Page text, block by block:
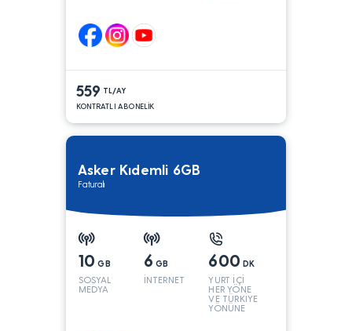
559 TL/AY
KONTRATLI ABONELİK
Asker Kıdemli 6GB
Faturalı
10 GB
SOSYAL
MEDYA
6 GB
İNTERNET
600 DK
YURT İÇİ
HER YÖNE
VE TÜRKİYE
YÖNÜNE